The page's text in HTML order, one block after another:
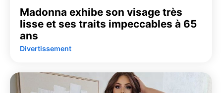
Madonna exhibe son visage très
lisse et ses traits impeccables à 65
ans
Divertissement